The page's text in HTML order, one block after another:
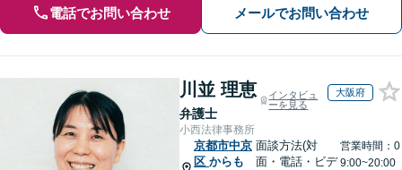
電話でお問い合わせ メールでお問い合わせ
川並 理恵
弁護士
インタビュ
ーを見る
大阪府
小西法律事務所
京都市中京
区 からも
面談方法(対
面・電話・ビデ
営業時間：0
9:00~20:00